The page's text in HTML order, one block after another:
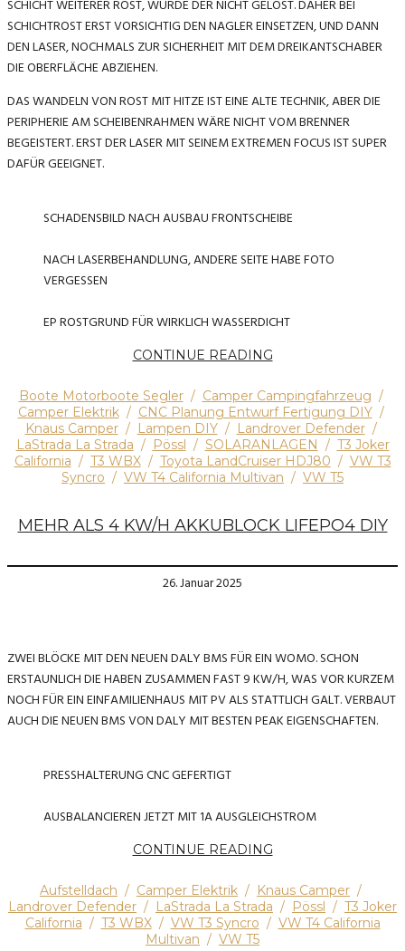
SCHICHT WEITERER ROST, WÜRDE DER NICHT GELÖST. DAHER BEI
SCHICHTROST ERST VORSICHTIG DEN NAGLER EINSETZEN, UND DANN
DEN LASER, NOCHMALS ZUR SICHERHEIT MIT DEM DREIKANTSCHABER
DIE OBERFLÄCHE ABZIEHEN.
DAS WANDELN VON ROST MIT HITZE IST EINE ALTE TECHNIK, ABER DIE
PERIPHERIE AM SCHEIBENRAHMEN WÄRE NICHT VOM BRENNER
BEGEISTERT. ERST DER LASER MIT SEINEM EXTREMEN FOCUS IST SUPER
DAFÜR GEEIGNET.
SCHADENSBILD NACH AUSBAU FRONTSCHEIBE
NACH LASERBEHANDLUNG, ANDERE SEITE HABE FOTO
VERGESSEN
EP ROSTGRUND FÜR WIRKLICH WASSERDICHT
CONTINUE READING
Boote Motorboote Segler/ Camper Campingfahrzeug /
Camper Elektrik/ CNC Planung Entwurf Fertigung DIY/
Knaus Camper/ Lampen DIY/ Landrover Defender/
LaStrada La Strada / Pössl / SOLARANLAGEN / T3 Joker
California / T3 WBX/ Toyota LandCruiser HDJ80 / VW T3
Syncro / VW T4 California Multivan / VW T5
MEHR ALS 4 KW/H AKKUBLOCK LIFEPO4 DIY
26. Januar 2025
ZWEI BLÖCKE MIT DEN NEUEN DALY BMS FÜR EIN WOMO. SCHON
ERSTAUNLICH DIE HABEN ZUSAMMEN FAST 9 KW/H, WAS VOR KURZEM
NOCH FÜR EIN EINFAMILIENHAUS MIT PV ALS STATTLICH GALT. VERBAUT
AUCH DIE NEUEN BMS VON DALY MIT BESTEN PEAK EIGENSCHAFTEN.
PRESSHALTERUNG CNC GEFERTIGT
AUSBALANCIEREN JETZT MIT 1A AUSGLEICHSTROM
CONTINUE READING
Aufstelldach / Camper Elektrik / Knaus Camper /
Landrover Defender / LaStrada La Strada / Pössl / T3 Joker
California / T3 WBX/ VW T3 Syncro / VW T4 California
Multivan / VW T5